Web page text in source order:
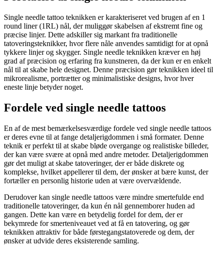
Single needle tattoo teknikken er karakteriseret ved brugen af en 1
round liner (1RL) nål, der muliggør skabelsen af ekstremt fine og
præcise linjer. Dette adskiller sig markant fra traditionelle
tatoveringsteknikker, hvor flere nåle anvendes samtidigt for at opnå
tykkere linjer og skygger. Single needle teknikken kræver en høj
grad af præcision og erfaring fra kunstneren, da der kun er en enkelt
nål til at skabe hele designet. Denne præcision gør teknikken ideel til
mikrorealisme, portrætter og minimalistiske designs, hvor hver
eneste linje betyder noget.
Fordele ved single needle tattoos
En af de mest bemærkelsesværdige fordele ved single needle tattoos
er deres evne til at fange detaljerigdommen i små formater. Denne
teknik er perfekt til at skabe bløde overgange og realistiske billeder,
der kan være svære at opnå med andre metoder. Detaljerigdommen
gør det muligt at skabe tatoveringer, der er både diskrete og
komplekse, hvilket appellerer til dem, der ønsker at bære kunst, der
fortæller en personlig historie uden at være overvældende.
Derudover kan single needle tattoos være mindre smertefulde end
traditionelle tatoveringer, da kun én nål gennemborer huden ad
gangen. Dette kan være en betydelig fordel for dem, der er
bekymrede for smerteniveauet ved at få en tatovering, og gør
teknikken attraktiv for både førstegangstatoverede og dem, der
ønsker at udvide deres eksisterende samling.